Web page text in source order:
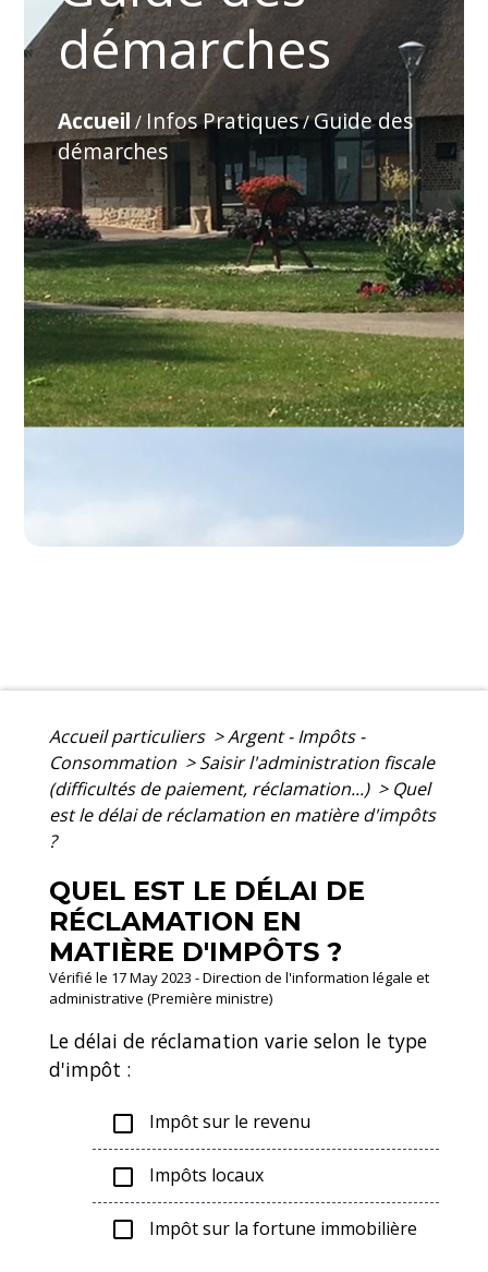
démarches
Accueil / Infos Pratiques/Guide des
démarches
Accueil particuliers >Argent - Impôts -
Consommation > Saisir l'administration fiscale
(difficultés de paiement, réclamation...) > Quel
est le délai de réclamation en matière d'impôts
?
QUEL EST LE DÉLAI DE
RÉCLAMATION EN
MATIÈRE D'IMPÔTS ?
Vérifié le 17 May 2023 - Direction de l'information légale et
administrative (Première ministre)
Le délai de réclamation varie selon le type
d'impôt :
check_box_outline_blank Impôt sur le revenu
check_box_outline_blank Impôts locaux
check_box_outline_blank Impôt sur la fortune immobilière